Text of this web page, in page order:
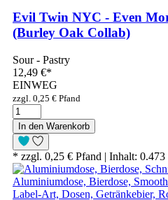
Evil Twin NYC - Even
(Burley Oak Collab)
Sour - Pastry
12,49 €*
EINWEG
zzgl. 0,25 € Pfand
In den Warenkorb
* zzgl. 0,25 € Pfand | Inhalt: